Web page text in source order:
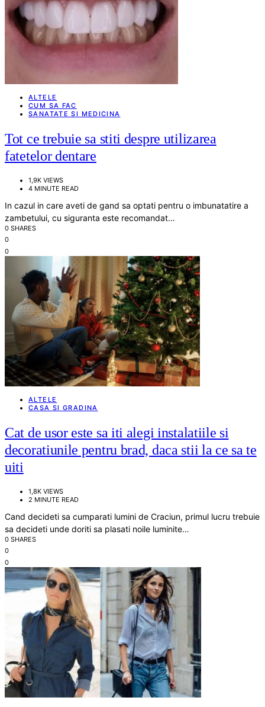
ALTELE
CUM SA FAC
SANATATE SI MEDICINA
Tot ce trebuie sa stiti despre utilizarea
fatetelor dentare
1,9K VIEWS
4 MINUTE READ
In cazul in care aveti de gand sa optati pentru o imbunatatire a
zambetului, cu siguranta este recomandat…
0 SHARES
0
0
ALTELE
CASA SI GRADINA
Cat de usor este sa iti alegi instalatiile si
decoratiunile pentru brad, daca stii la ce sa te
uiti
1,8K VIEWS
2 MINUTE READ
Cand decideti sa cumparati lumini de Craciun, primul lucru trebuie
sa decideti unde doriti sa plasati noile luminite…
0 SHARES
0
0